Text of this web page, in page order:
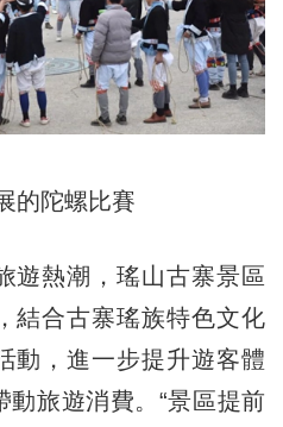
的陀螺比賽
熱潮，瑤山古寨景區
結合古寨瑤族特色文化
動，進一步提升遊客體
旅遊消費。“景區提前